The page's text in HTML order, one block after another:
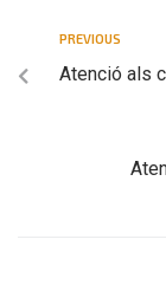
PREVIOUS
Atenció als